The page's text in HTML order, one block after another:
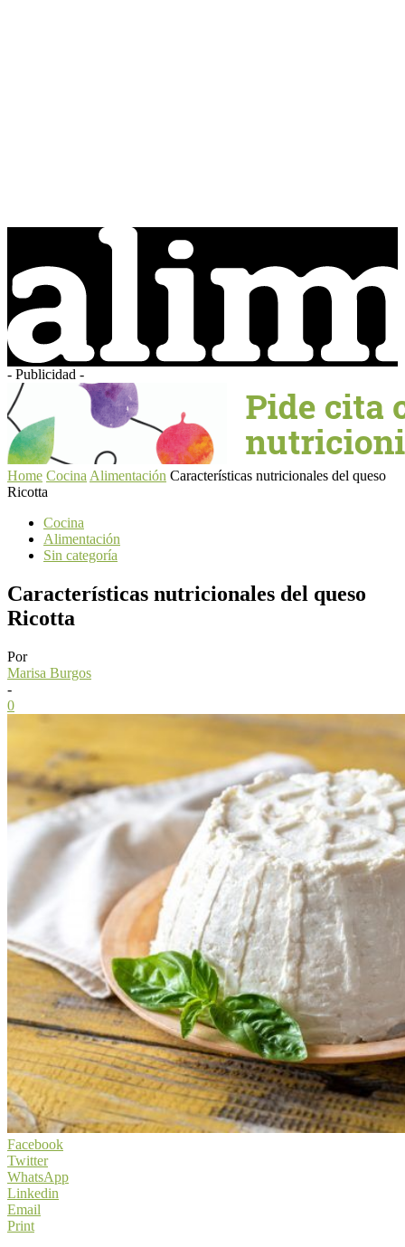
- Publicidad -
Home Cocina Alimentación Características nutricionales del queso
Ricotta
Cocina
Alimentación
Sin categoría
Características nutricionales del queso
Ricotta
Por
Marisa Burgos
-
0
Facebook
Twitter
WhatsApp
Linkedin
Email
Print